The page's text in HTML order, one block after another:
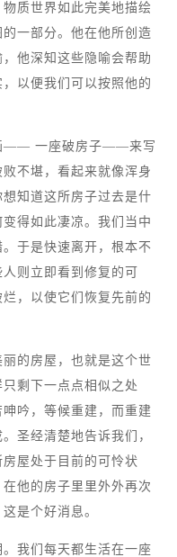
质世界如此完美地描绘
一部分。他在他所创造
他深知这些隐喻会帮助
以便我们可以按照他的
—— 一座破房子——来写
不堪，看起来就像浑身
知道这所房子过去是什
得如此凄凉。我们当中
于是快速离开，根本不
则立即看到修复的可
，以使它们恢复先前的
的房屋，也就是这个世
剩下一点点相似之处
吟，等候重建，而重建
圣经清楚地告诉我们，
屋处于目前的可怜状
他的房子里里外外再次
是个好消息。
我们每天都生活在一座